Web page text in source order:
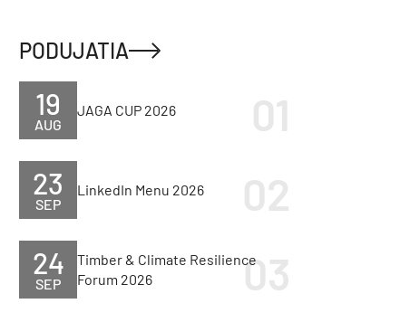
PODUJATIA
AUG
19 JAGA CUP 2026
SEP
23 LinkedIn Menu 2026
SEP
24
Timber & Climate Resilience
Forum 2026